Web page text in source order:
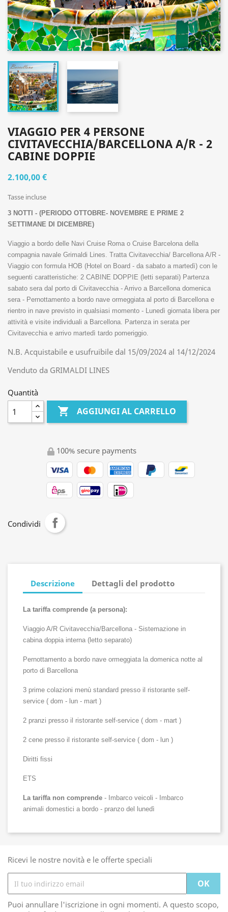
VIAGGIO PER 4 PERSONE
CIVITAVECCHIA/BARCELLONA A/R - 2
CABINE DOPPIE
2.100,00 €
Tasse incluse
3 NOTTI - (PERIODO OTTOBRE- NOVEMBRE E PRIME 2
SETTIMANE DI DICEMBRE)
Viaggio a bordo delle Navi Cruise Roma o Cruise Barcelona della
compagnia navale Grimaldi Lines. Tratta Civitavecchia/ Barcellona A/R -
Viaggio con formula HOB (Hotel on Board - da sabato a martedì) con le
seguenti caratteristiche: 2 CABINE DOPPIE (letti separati) Partenza
sabato sera dal porto di Civitavecchia - Arrivo a Barcellona domenica
sera - Pernottamento a bordo nave ormeggiata al porto di Barcellona e
rientro in nave previsto in qualsiasi momento - Lunedì giornata libera per
attività e visite individuali a Barcellona. Partenza in serata per
Civitavecchia e arrivo martedì tardo pomeriggio.
N.B. Acquistabile e usufruibile dal 15/09/2024 al 14/12/2024
Venduto da GRIMALDI LINES
Quantità
 AGGIUNGI AL CARRELLO
100% secure payments
Condividi
Descrizione Dettagli del prodotto
La tariffa comprende (a persona):
Viaggio A/R Civitavecchia/Barcellona - Sistemazione in
cabina doppia interna (letto separato)
Pernottamento a bordo nave ormeggiata la domenica notte al
porto di Barcellona
3 prime colazioni menù standard presso il ristorante self-
service ( dom - lun - mart )
2 pranzi presso il ristorante self-service ( dom - mart )
2 cene presso il ristorante self-service ( dom - lun )
Diritti fissi
ETS
La tariffa non comprende - Imbarco veicoli - Imbarco
animali domestici a bordo - pranzo del lunedì
Ricevi le nostre novità e le offerte speciali
Puoi annullare l'iscrizione in ogni momenti. A questo scopo,